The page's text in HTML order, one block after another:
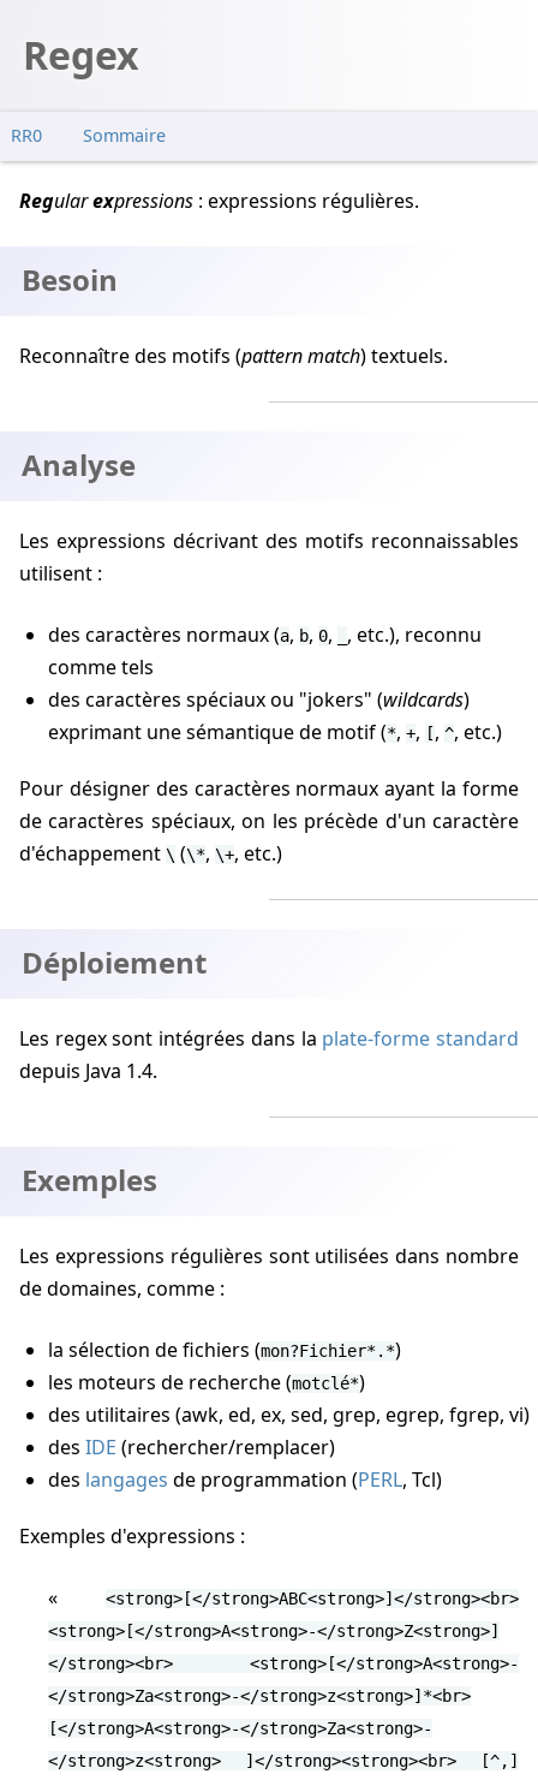
Regex
RR0 Sommaire
Besoin
Analyse
Exemples
Notes
Regularexpressions : expressions régulières.
Besoin
Reconnaître des motifs (pattern match) textuels.
Analyse
Les expressions décrivant des motifs reconnaissables
utilisent :
des caractères normaux (a, b, 0,
, etc.), reconnu
comme tels
des caractères spéciaux ou "jokers" (wildcards)
exprimant une sémantique de motif (*, +, [, ^, etc.)
Pour désigner des caractères normaux ayant la forme
de caractères spéciaux, on les précède d'un caractère
d'échappement \ (\*, \+, etc.)
Déploiement
Les regex sont intégrées dans la plate-forme standard
depuis Java 1.4.
Exemples
Les expressions régulières sont utilisées dans nombre
de domaines, comme :
la sélection de fichiers (mon?Fichier*.*)
les moteurs de recherche (motclé*)
des utilitaires (awk, ed, ex, sed, grep, egrep, fgrep, vi)
des IDE (rechercher/remplacer)
des langages de programmation (PERL, Tcl)
Exemples d'expressions :
<strong>[</strong>ABC<strong>]</strong><br>
<strong>[</strong>A<strong>-</strong>Z<strong>]
</strong><br> <strong>[</strong>A<strong>-
</strong>Za<strong>-</strong>z<strong>]*<br>
[</strong>A<strong>-</strong>Za<strong>-
</strong>z<strong> ]</strong><strong><br> [^,]